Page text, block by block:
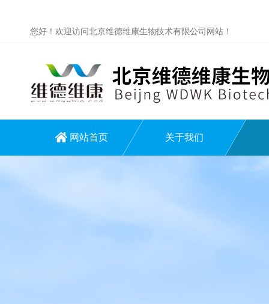
您好！欢迎访问北京维德维康生物技术有限公司网站！
网站首页 关于我们